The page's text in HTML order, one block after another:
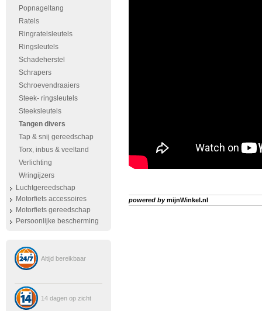
Popnageltang
Ratels
Ringratelsleutels
Ringsleutels
Schadeherstel
Schrapers
Schroevendraaiers
Steek- ringsleutels
Steeksleutels
Tangen divers
Tap & snij gereedschap
Torx, inbus & veeltand
Verlichting
Wringijzers
Luchtgereedschap
Motorfiets accessoires
Motorfiets gereedschap
Persoonlijke bescherming
Altijd bereikbaar
14 dagen op zicht
powered bymijnWinkel.nl